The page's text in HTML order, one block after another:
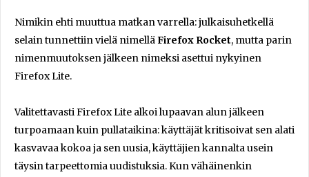
Nimikin ehti muuttua matkan varrella: julkaisuhetkellä
selain tunnettiin vielä nimelläFirefox Rocket, mutta parin
nimenmuutoksen jälkeen nimeksi asettui nykyinen
Firefox Lite.
Valitettavasti Firefox Lite alkoi lupaavan alun jälkeen
turpoamaan kuin pullataikina: käyttäjät kritisoivat sen alati
kasvavaa kokoa ja sen uusia, käyttäjien kannalta usein
täysin tarpeettomia uudistuksia. Kun vähäinenkin